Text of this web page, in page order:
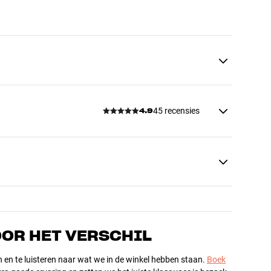
4.945 recensies
HET VERSCHIL
te luisteren naar wat we in de winkel hebben staan. Boek